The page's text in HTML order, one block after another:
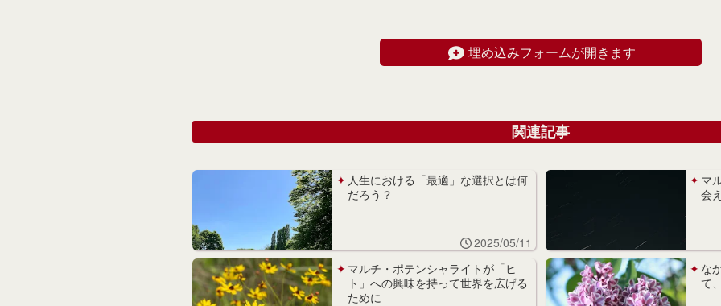
埋め込みフォームが開きます
関連記事
人生における「最適」な選択とは何
だろう？
2025/05/11
マ
会
マルチ・ポテンシャライトが「ヒ
ト」への興味を持って世界を広げる
ために
な
て